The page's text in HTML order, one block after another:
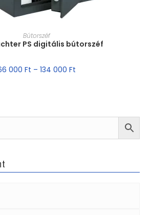
MÉRET VÁLASZTÁSA
Bútorszéf
PS digitális bútorszéf
000 Ft – 134 000 Ft